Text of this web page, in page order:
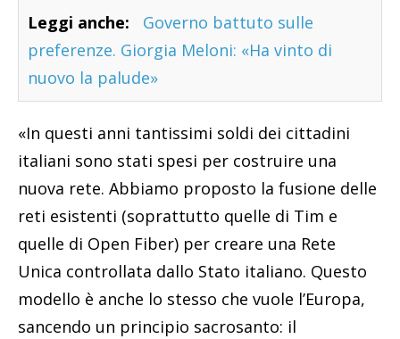
Leggi anche:
Governo battuto sulle
preferenze. Giorgia Meloni: «Ha vinto di
nuovo la palude»
«In questi anni tantissimi soldi dei cittadini
italiani sono stati spesi per costruire una
nuova rete. Abbiamo proposto la fusione delle
reti esistenti (soprattutto quelle di Tim e
quelle di Open Fiber) per creare una Rete
Unica controllata dallo Stato italiano. Questo
modello è anche lo stesso che vuole l’Europa,
sancendo un principio sacrosanto: il